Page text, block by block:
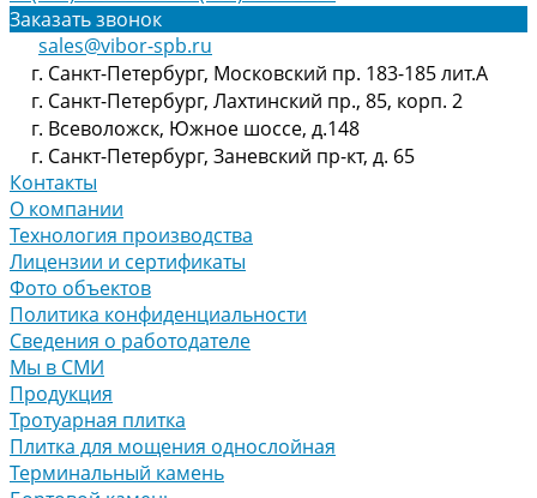
Заказать звонок
sales@vibor-spb.ru
г. Санкт-Петербург, Московский пр. 183-185 лит.А
г. Санкт-Петербург, Лахтинский пр., 85, корп. 2
г. Всеволожск, Южное шоссе, д.148
г. Санкт-Петербург, Заневский пр-кт, д. 65
Контакты
О компании
Технология производства
Лицензии и сертификаты
Фото объектов
Политика конфиденциальности
Сведения о работодателе
Мы в СМИ
Продукция
Тротуарная плитка
Плитка для мощения однослойная
Терминальный камень